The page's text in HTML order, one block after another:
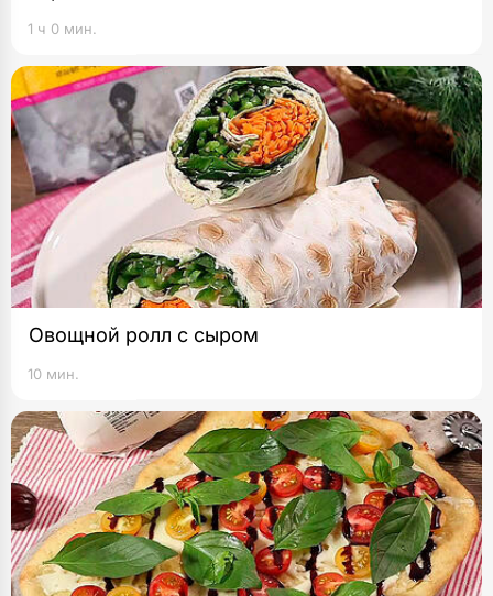
1 ч 0 мин.
Овощной ролл с сыром
10 мин.